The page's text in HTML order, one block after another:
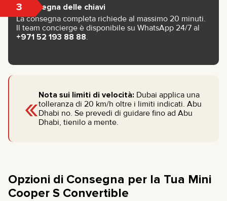
3 Consegna delle chiavi
La consegna completa richiede al massimo 20 minuti.
Il team concierge è disponibile su WhatsApp 24/7 al
+971 52 193 88 88.
«Nota sui limiti di velocità: Dubai applica una
tolleranza di 20 km/h oltre i limiti indicati. Abu
Dhabi no. Se prevedi di guidare fino ad Abu
Dhabi, tienilo a mente.
Opzioni di Consegna per la Tua Mini
Cooper S Convertible